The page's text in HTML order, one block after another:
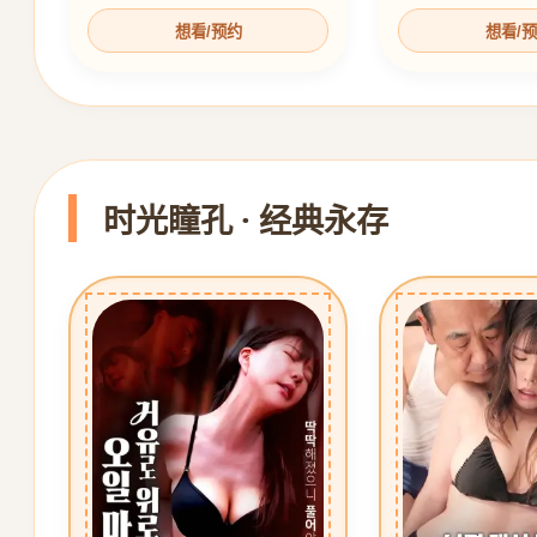
想看/预约 想看/
时光瞳孔 · 经典永存